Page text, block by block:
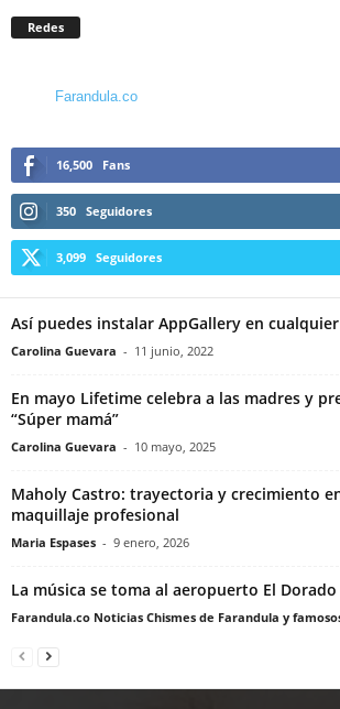
Redes
Farandula.co
16,500 Fans
350 Seguidores
3,099 Seguidores
Así puedes instalar AppGallery en
Carolina Guevara - 11 junio, 2022
En mayo Lifetime celebra a las madres y
“Súper mamá”
Carolina Guevara - 10 mayo, 2025
Maholy Castro: trayectoria y crecimiento
maquillaje profesional
Maria Espases - 9 enero, 2026
La música se toma al aeropuerto El Dorado
Farandula.co Noticias Chismes de Farandula y